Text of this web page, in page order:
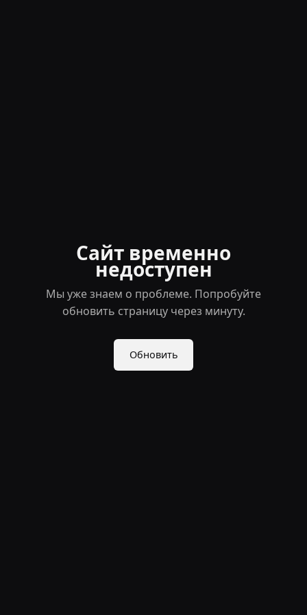
Сайт временно
недоступен
Мы уже знаем о проблеме. Попробуйте
обновить страницу через минуту.
Обновить